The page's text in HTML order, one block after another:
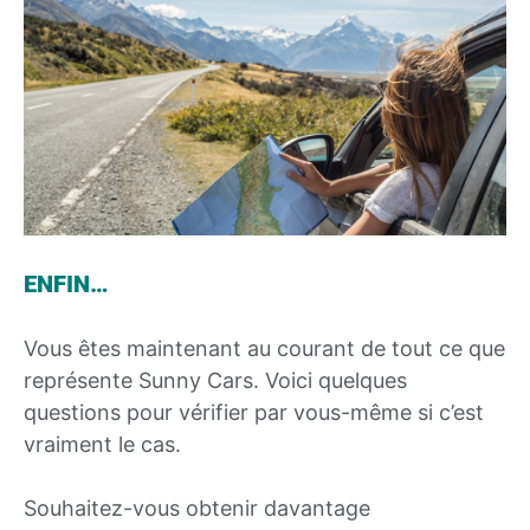
ENFIN…
Vous êtes maintenant au courant de tout ce que
représente Sunny Cars. Voici quelques
questions pour vérifier par vous-même si c’est
vraiment le cas.
Souhaitez-vous obtenir davantage